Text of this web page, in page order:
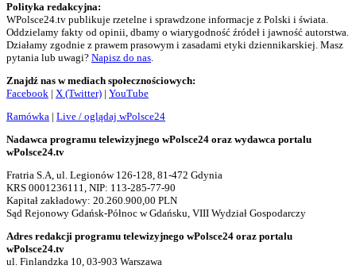
Polityka redakcyjna:
WPolsce24.tv publikuje rzetelne i sprawdzone informacje z Polski i świata.
Oddzielamy fakty od opinii, dbamy o wiarygodność źródeł i jawność autorstwa.
Działamy zgodnie z prawem prasowym i zasadami etyki dziennikarskiej. Masz
pytania lub uwagi? Napisz do nas.
Znajdź nas w mediach społecznościowych:
Facebook | X (Twitter) | YouTube
Ramówka | Live / oglądaj wPolsce24
Nadawca programu telewizyjnego wPolsce24 oraz wydawca portalu
wPolsce24.tv
Fratria S.A, ul. Legionów 126-128, 81-472 Gdynia
KRS 0001236111, NIP: 113-285-77-90
Kapitał zakładowy: 20.260.900,00 PLN
Sąd Rejonowy Gdańsk-Północ w Gdańsku, VIII Wydział Gospodarczy
Adres redakcji programu telewizyjnego wPolsce24 oraz portalu
wPolsce24.tv
ul. Finlandzka 10, 03-903 Warszawa